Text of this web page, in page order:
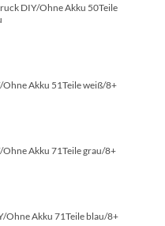
DIY/­Ohne Akku 50Teile
Akku 51Teile weiß/­8+
­Ohne Akku 71Teile grau/­8+
­Ohne Akku 71Teile blau/­8+